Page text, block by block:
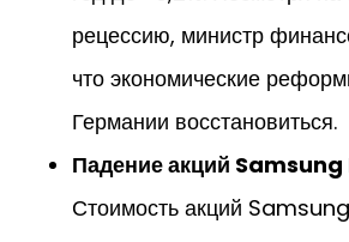
рецессию, министр
что экономические
Германии восстановиться.
Падение акций
Стоимость акций